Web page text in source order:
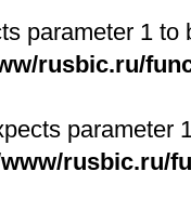
parameter 1
rusbic.ru/
parameter
rusbic.ru/